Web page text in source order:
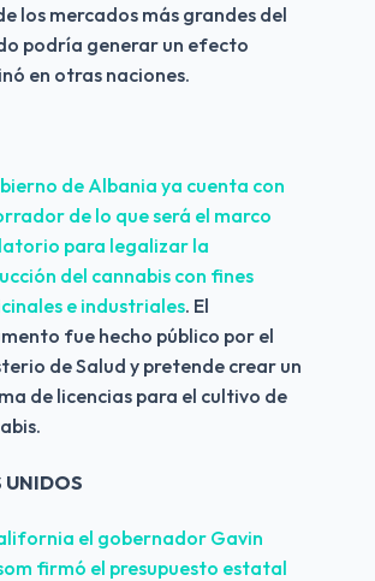
los mercados más grandes del
podría generar un efecto
en otras naciones.
de Albania ya cuenta con
de lo que será el marco
para legalizar la
del cannabis con fines
e industriales. El
fue hecho público por el
de Salud y pretende crear un
de licencias para el cultivo de
UNIDOS
el gobernador Gavin
firmó el presupuesto estatal